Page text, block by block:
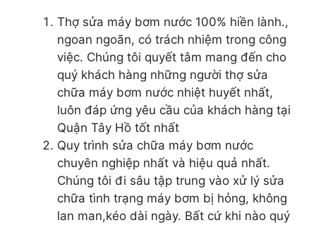
Thợ sửa máy bơm nước 100% hiền lành.,
ngoan ngoãn, có trách nhiệm trong công
việc. Chúng tôi quyết tâm mang đến cho
quý khách hàng những người thợ sửa
chữa máy bơm nước nhiệt huyết nhất,
luôn đáp ứng yêu cầu của khách hàng tại
Quận Tây Hồ tốt nhất
Quy trình sửa chữa máy bơm nước
chuyên nghiệp nhất và hiệu quả nhất.
Chúng tôi đi sâu tập trung vào xử lý sửa
chữa tình trạng máy bơm bị hỏng, không
lan man,kéo dài ngày. Bất cứ khi nào quý